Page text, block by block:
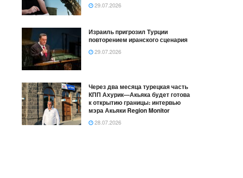
29.07.2026
Израиль пригрозил Турции
повторением иранского сценария
29.07.2026
Через два месяца турецкая часть
КПП Ахурик—Акьяка будет готова
к открытию границы։ интервью
мэра Акьяки Region Monitor
28.07.2026